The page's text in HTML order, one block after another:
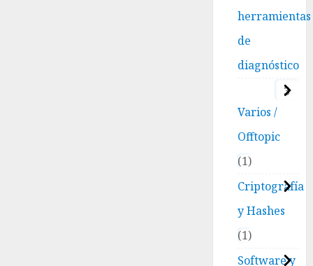
herramientas
de
diagnóstico
3
Varios /
Offtopic
1
Criptografía
y Hashes
1
Software y